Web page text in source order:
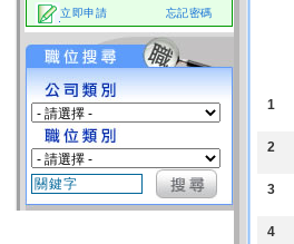
立即申請 忘記密碼
1
2
3
4